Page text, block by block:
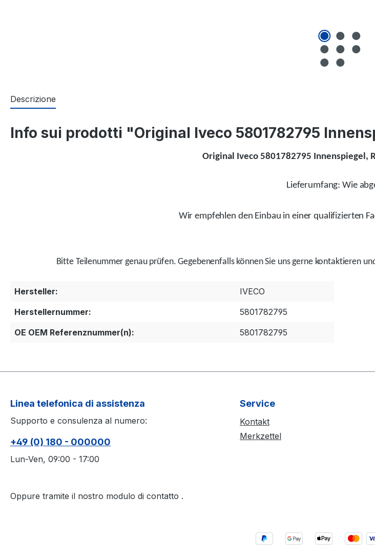
Descrizione
Info sui prodotti "Original Iveco 5801782795
Original Iveco 5801782795 Innenspiegel,
Lieferumfang: Wie
Wir empfehlen den Einbau in einer qualifizierten
Bitte Teilenummer genau prüfen.Gegebenenfallskönnen Sie uns gerne kontaktieren
Hersteller:
IVECO
Herstellernummer:
5801782795
OE OEM Referenznummer(n):
5801782795
Linea telefonica di assistenza
Supporto e consulenza al numero:
+49 (0) 180 - 000000
Lun-Ven, 09:00 - 17:00
Oppure tramite il nostro modulo di contatto .
Service
Kontakt
Merkzettel